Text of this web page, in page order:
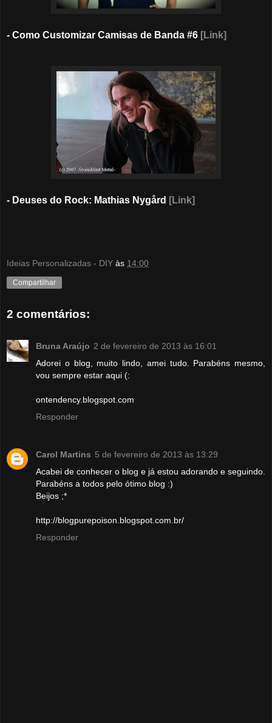
- Como Customizar Camisas de Banda #6 [Link]
- Deuses do Rock: Mathias Nygård [Link]
Ideias Personalizadas - DIY às 14:00
Compartilhar
2 comentários:
Bruna Araújo 2 de fevereiro de 2013 às 16:01
Adorei o blog, muito lindo, amei tudo. Parabéns mesmo,
vou sempre estar aqui (:
ontendency.blogspot.com
Responder
Carol Martins 5 de fevereiro de 2013 às 13:29
Acabei de conhecer o blog e já estou adorando e seguindo.
Parabéns a todos pelo ótimo blog :)
Beijos ;*
http://blogpurepoison.blogspot.com.br/
Responder